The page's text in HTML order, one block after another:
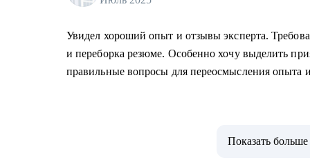
Увидел хороший опыт и отзывы эксперта.
и переборка резюме. Особенно хочу выделить
правильные вопросы для переосмысления опыта
Показать